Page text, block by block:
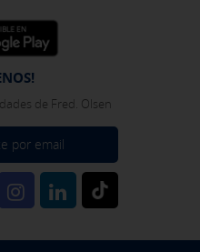
de Fred. Olsen
por email